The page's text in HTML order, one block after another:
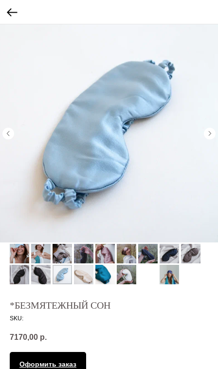
*БЕЗМЯТЕЖНЫЙ СОН
SKU:
7170,00 р.
Оформить заказ